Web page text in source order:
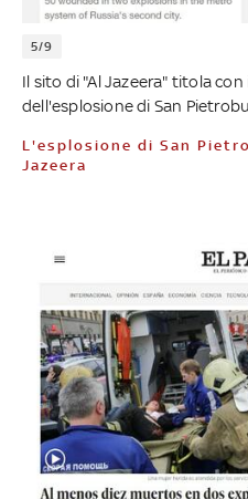
5/9
Il sito di "Al Jazeera" titola
dell'esplosione di San
L'esplosione di San Pietroburgo riportata da Al
Jazeera